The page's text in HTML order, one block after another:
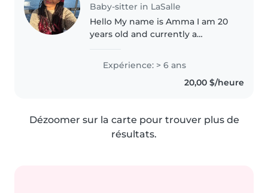
Baby-sitter in LaSalle
Hello My name is Amma I am 20
years old and currently a
experience with babysitting my
younger sister who is 7 years
Expérience: > 6 ans
20,00 $/heure
Dézoomer sur la carte pour trouver plus de
résultats.